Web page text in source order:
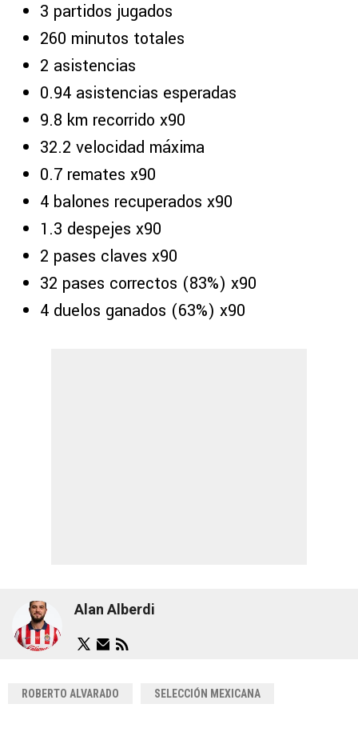
3 partidos jugados
260 minutos totales
2 asistencias
0.94 asistencias esperadas
9.8 km recorrido x90
32.2 velocidad máxima
0.7 remates x90
4 balones recuperados x90
1.3 despejes x90
2 pases claves x90
32 pases correctos (83%) x90
4 duelos ganados (63%) x90
Alan Alberdi
ROBERTO ALVARADO SELECCIÓN MEXICANA